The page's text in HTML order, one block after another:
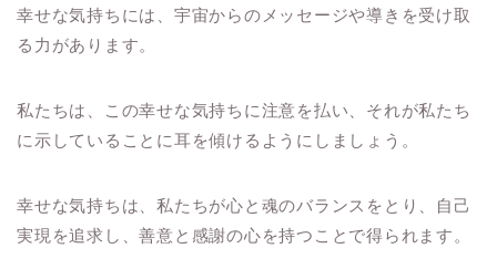
幸せな気持ちには、宇宙からのメッセージや導きを受け取
る力があります。
私たちは、この幸せな気持ちに注意を払い、それが私たち
に示していることに耳を傾けるようにしましょう。
幸せな気持ちは、私たちが心と魂のバランスをとり、自己
実現を追求し、善意と感謝の心を持つことで得られます。